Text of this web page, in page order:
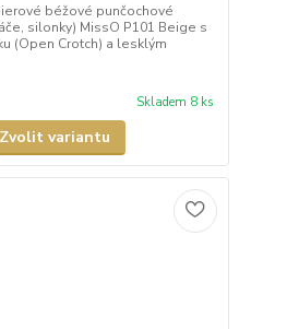
béžové punčochové
silonky) MissO P101 Beige s
(Open Crotch) a lesklým
Skladem 8 ks
Zvolit variantu